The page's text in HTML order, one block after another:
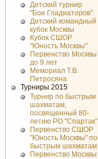
Детский турнир
"Бои Гладиаторов"
Детский командный
кубок Москвы
Кубок СШОР
"Юность Москвы"
Первенство Москвы
до 9 лет
Мемориал Т.В.
Петросяна
Турниры 2015
Турнир по быстрым
шахматам,
посвященный 80-
летию РО "Спартак"
Первенство СШОР
"Юность Москвы" по
быстрым шахматам
Первенство Москвы